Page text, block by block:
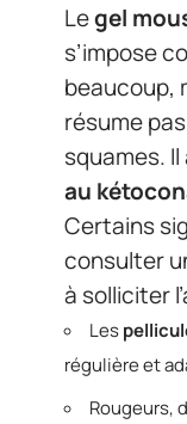
Legel
s’impose
beaucoup,
résume
squames.
au
Certains
consulter
à solliciter
Les
régulière et
Rougeurs,